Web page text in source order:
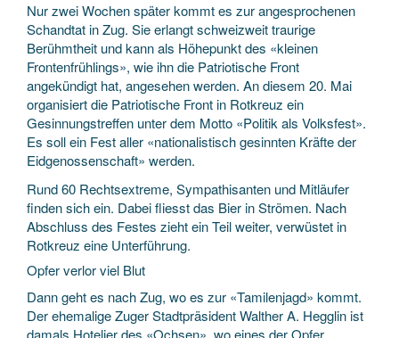
Nur zwei Wochen später kommt es zur angesprochenen
Schandtat in Zug. Sie erlangt schweizweit traurige
Berühmtheit und kann als Höhepunkt des «kleinen
Frontenfrühlings», wie ihn die Patriotische Front
angekündigt hat, angesehen werden. An diesem 20. Mai
organisiert die Patriotische Front in Rotkreuz ein
Gesinnungstreffen unter dem Motto «Politik als Volksfest».
Es soll ein Fest aller «nationalistisch gesinnten Kräfte der
Eidgenossenschaft» werden.
Rund 60 Rechtsextreme, Sympathisanten und Mitläufer
finden sich ein. Dabei fliesst das Bier in Strömen. Nach
Abschluss des Festes zieht ein Teil weiter, verwüstet in
Rotkreuz eine Unterführung.
Opfer verlor viel Blut
Dann geht es nach Zug, wo es zur «Tamilenjagd» kommt.
Der ehemalige Zuger Stadtpräsident Walther A. Hegglin ist
damals Hotelier des «Ochsen», wo eines der Opfer